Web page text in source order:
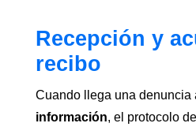
Recepción y
recibo
Cuando llega una denuncia
información, el protocolo